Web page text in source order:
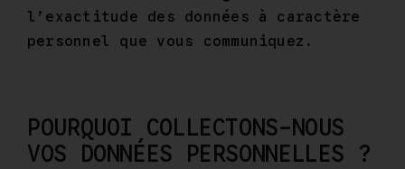
l’exactitude des données à caractère
personnel que vous communiquez.
POURQUOI COLLECTONS-NOUS
VOS DONNÉES PERSONNELLES ?